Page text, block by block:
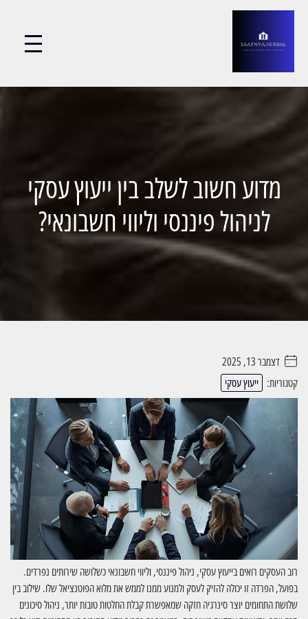
מדוע חשוב לשלב בין ייעוץ עסקי
לניהול פיננסי וליווי חשבונאי?
דצמבר 13, 2025
קטגוריות: ייעוץ עסקי
רוב העסקים רואים בייעוץ עסקי, ניהול פיננסי, וליווי חשבונאי כשלושה שירותים נפרדים.
בפועל, הפרדה זו יכולה להזיק לעסק ולמנוע ממנו לממש את מלוא הפוטנציאל שלו. שילוב בין
שלושת התחומים יוצר סינרגיה חזקה שמאפשרת קבלת החלטות טובות יותר, ניהול סיכונים